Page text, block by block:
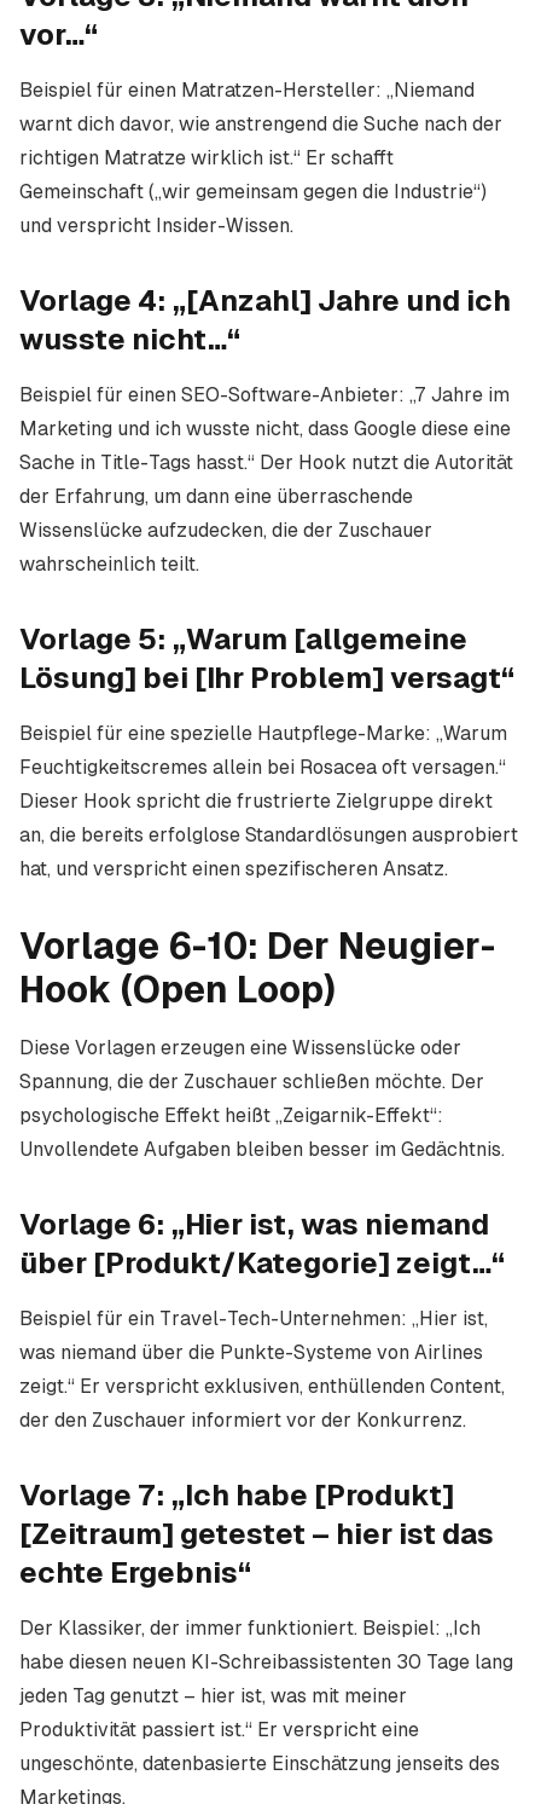
vor…“
Beispiel für einen Matratzen-Hersteller: „Niemand
warnt dich davor, wie anstrengend die Suche nach der
richtigen Matratze wirklich ist.“ Er schafft
Gemeinschaft („wir gemeinsam gegen die Industrie“)
und verspricht Insider-Wissen.
Vorlage 4: „[Anzahl] Jahre und ich
wusste nicht…“
Beispiel für einen SEO-Software-Anbieter: „7 Jahre im
Marketing und ich wusste nicht, dass Google diese eine
Sache in Title-Tags hasst.“ Der Hook nutzt die Autorität
der Erfahrung, um dann eine überraschende
Wissenslücke aufzudecken, die der Zuschauer
wahrscheinlich teilt.
Vorlage 5: „Warum [allgemeine
Lösung] bei [Ihr Problem] versagt“
Beispiel für eine spezielle Hautpflege-Marke: „Warum
Feuchtigkeitscremes allein bei Rosacea oft versagen.“
Dieser Hook spricht die frustrierte Zielgruppe direkt
an, die bereits erfolglose Standardlösungen ausprobiert
hat, und verspricht einen spezifischeren Ansatz.
Vorlage 6-10: Der Neugier-
Hook (Open Loop)
Diese Vorlagen erzeugen eine Wissenslücke oder
Spannung, die der Zuschauer schließen möchte. Der
psychologische Effekt heißt „Zeigarnik-Effekt“:
Unvollendete Aufgaben bleiben besser im Gedächtnis.
Vorlage 6: „Hier ist, was niemand
über [Produkt/Kategorie] zeigt…“
Beispiel für ein Travel-Tech-Unternehmen: „Hier ist,
was niemand über die Punkte-Systeme von Airlines
zeigt.“ Er verspricht exklusiven, enthüllenden Content,
der den Zuschauer informiert vor der Konkurrenz.
Vorlage 7: „Ich habe [Produkt]
[Zeitraum] getestet – hier ist das
echte Ergebnis“
Der Klassiker, der immer funktioniert. Beispiel: „Ich
habe diesen neuen KI-Schreibassistenten 30 Tage lang
jeden Tag genutzt – hier ist, was mit meiner
Produktivität passiert ist.“ Er verspricht eine
ungeschönte, datenbasierte Einschätzung jenseits des
Marketings.